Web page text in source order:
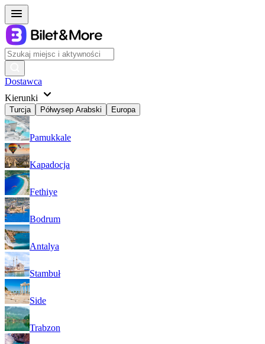
Dostawca
Kierunki
Turcja Półwysep Arabski Europa
Pamukkale
Kapadocja
Fethiye
Bodrum
Antalya
Stambuł
Side
Trabzon